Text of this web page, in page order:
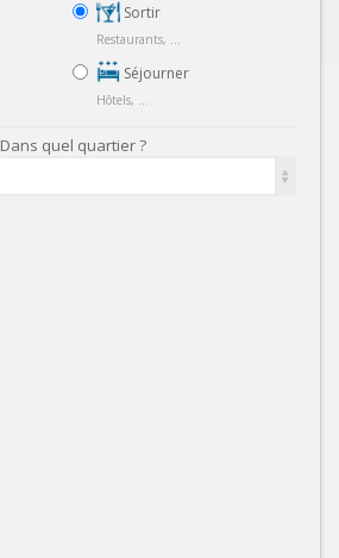
Sortir
Restaurants, ...
Séjourner
Hôtels, ...
Dans quel quartier ?